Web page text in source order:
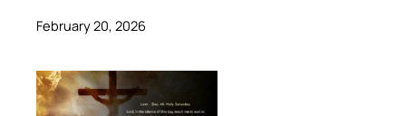
February 20, 2026